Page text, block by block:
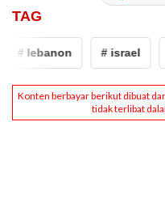
TAG
# lebanon # israel